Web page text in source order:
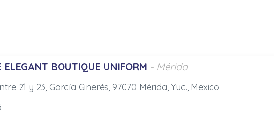
ELEGANT BOUTIQUE UNIFORM - Mérida
21 y 23, García Ginerés, 97070 Mérida, Yuc., Mexico